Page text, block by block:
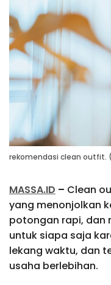
rekomendasi clean outfit.
MASSA.ID – Clean
yang menonjolkan
potongan rapi, dan
untuk siapa saja
lekang waktu, dan
usaha berlebihan.